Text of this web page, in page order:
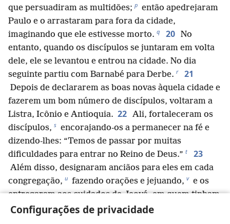
Configurações de privacidade
que persuadiram as multidões; p então apedrejaram
Paulo e o arrastaram para fora da cidade,
imaginando que ele estivesse morto. q 20 No
entanto, quando os discípulos se juntaram em volta
dele, ele se levantou e entrou na cidade. No dia
seguinte partiu com Barnabé para Derbe. r 21
Depois de declararem as boas novas àquela cidade e
fazerem um bom número de discípulos, voltaram a
Listra, Icônio e Antioquia. 22 Ali, fortaleceram os
discípulos, s encorajando-os a permanecer na fé e
dizendo-lhes: “Temos de passar por muitas
dificuldades para entrar no Reino de Deus.” t 23
Além disso, designaram anciãos para eles em cada
congregação, u fazendo orações e jejuando, v e os
entregaram aos cuidados de Jeová, em quem tinham
passado a crer.